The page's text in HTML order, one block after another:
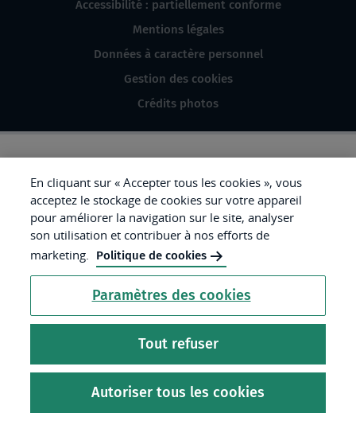
Accessibilité : partiellement conforme
Mentions légales
Données à caractère personnel
Gestion des cookies
Crédits photos
République
Française.
Liberté
Égalité
Fraternité
En cliquant sur « Accepter tous les cookies », vous
acceptez le stockage de cookies sur votre appareil
pour améliorer la navigation sur le site, analyser
son utilisation et contribuer à nos efforts de
marketing.
Politique de cookies
Paramètres des cookies
Tout refuser
Autoriser tous les cookies